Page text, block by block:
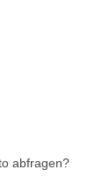
abfragen?